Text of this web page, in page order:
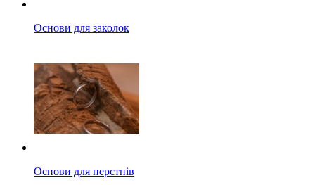
Основи для заколок
Основи для перстнів